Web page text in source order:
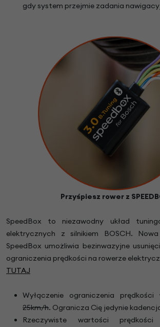
gdy system przejmie zadania
Przyśpiesz rower z
SpeedBox to niezawodny układ
elektrycznych z silnikiem BOSCH.
SpeedBox umożliwia bezinwazyjne
ograniczenia prędkości na rowerze
TUTAJ
Wyłączenie ograniczenia prędkości
25km/h. Ogranicza Cię jedynie
Rzeczywiste wartości